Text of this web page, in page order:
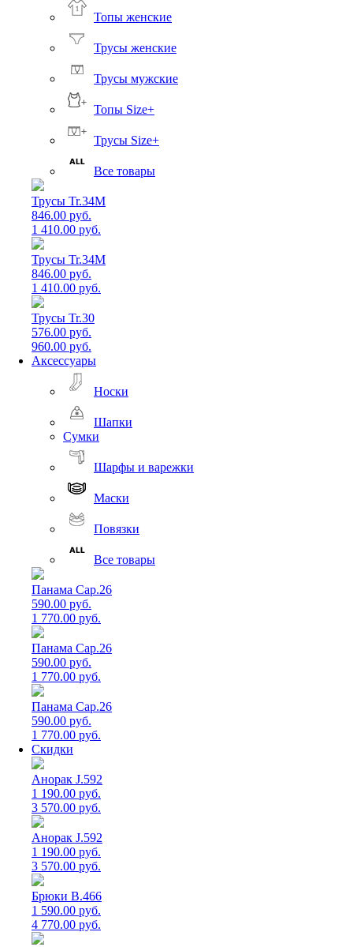
Топы женские
Трусы женские
Трусы мужские
Топы Size+
Трусы Size+
Все товары
Трусы Tr.34M
846.00 руб.
1 410.00 руб.
Трусы Tr.34M
846.00 руб.
1 410.00 руб.
Трусы Tr.30
576.00 руб.
960.00 руб.
Аксессуары
Носки
Шапки
Сумки
Шарфы и варежки
Маски
Повязки
Все товары
Панама Cap.26
590.00 руб.
1 770.00 руб.
Панама Cap.26
590.00 руб.
1 770.00 руб.
Панама Cap.26
590.00 руб.
1 770.00 руб.
Скидки
Анорак J.592
1 190.00 руб.
3 570.00 руб.
Анорак J.592
1 190.00 руб.
3 570.00 руб.
Брюки B.466
1 590.00 руб.
4 770.00 руб.